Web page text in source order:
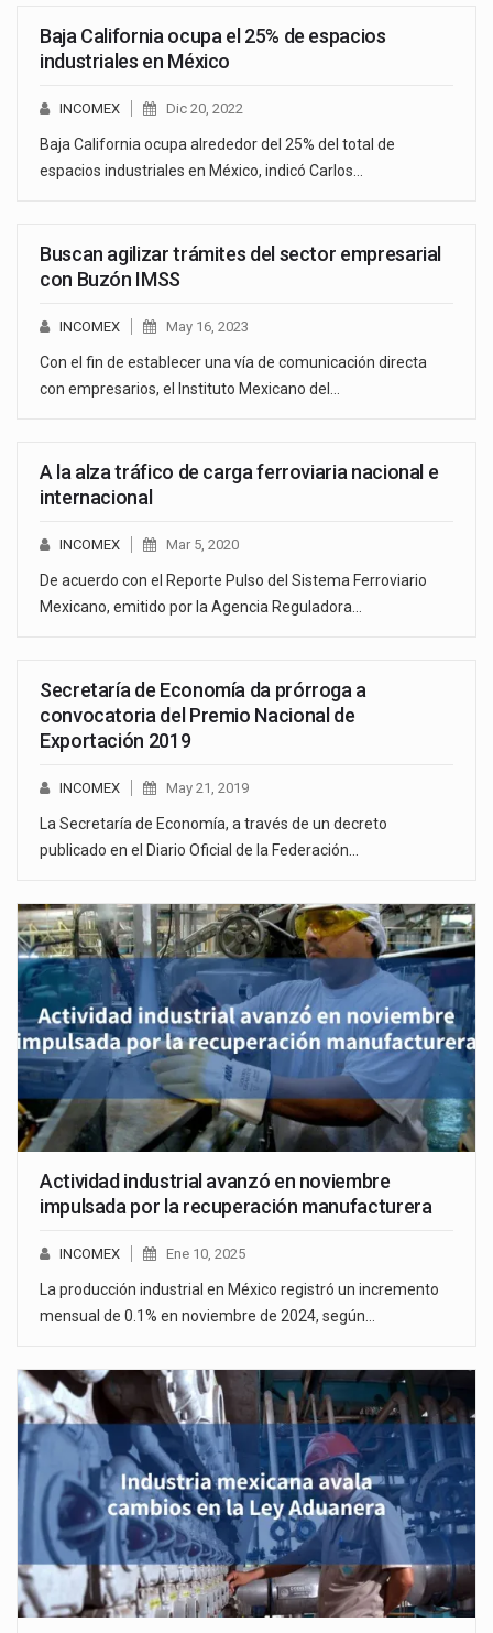
Baja California ocupa el 25% de espacios
industriales en México
INCOMEX Dic 20, 2022
Baja California ocupa alrededor del 25% del total de
espacios industriales en México, indicó Carlos…
Buscan agilizar trámites del sector empresarial
con Buzón IMSS
INCOMEX May 16, 2023
Con el fin de establecer una vía de comunicación directa
con empresarios, el Instituto Mexicano del…
A la alza tráfico de carga ferroviaria nacional e
internacional
INCOMEX Mar 5, 2020
De acuerdo con el Reporte Pulso del Sistema Ferroviario
Mexicano, emitido por la Agencia Reguladora…
Secretaría de Economía da prórroga a
convocatoria del Premio Nacional de
Exportación 2019
INCOMEX May 21, 2019
La Secretaría de Economía, a través de un decreto
publicado en el Diario Oficial de la Federación…
Actividad industrial avanzó en noviembre
impulsada por la recuperación manufacturera
INCOMEX Ene 10, 2025
La producción industrial en México registró un incremento
mensual de 0.1% en noviembre de 2024, según…